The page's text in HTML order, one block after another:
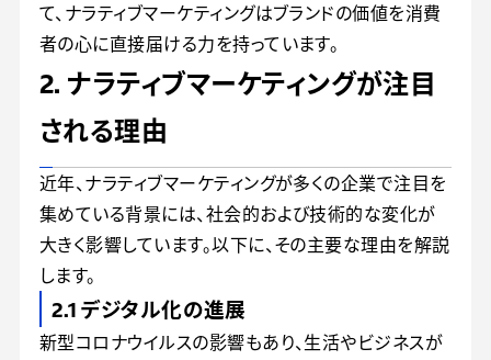
て、ナラティブマーケティングはブランドの価値を消費
者の心に直接届ける力を持っています。
2. ナラティブマーケティングが注目
される理由
近年、ナラティブマーケティングが多くの企業で注目を
集めている背景には、社会的および技術的な変化が
大きく影響しています。以下に、その主要な理由を解説
します。
2.1 デジタル化の進展
新型コロナウイルスの影響もあり、生活やビジネスが